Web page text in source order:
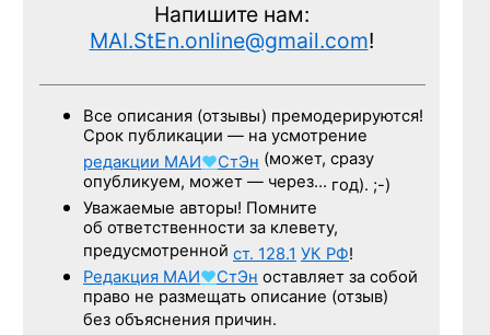
Напишите нам:
MAI.StEn.online@gmail.com!
Все описания (отзывы) премодерируются!
Срок публикации — на усмотрение
редакции МАИ♥СтЭн (может, сразу
опубликуем, может — через… год). ;-)
Уважаемые авторы! Помните
об ответственности за клевету,
предусмотренной ст. 128.1 УК РФ!
Редакция МАИ♥СтЭн оставляет за собой
право не размещать описание (отзыв)
без объяснения причин.